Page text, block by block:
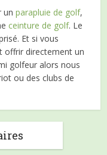
unparapluie de golf,
ceinture de golf. Le
Et si vous
offrir directement un
golfeur alors nous
ou des clubs de